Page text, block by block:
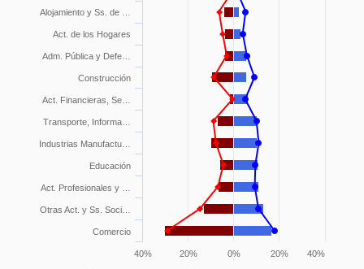
Alojamiento y Ss. de …
Act. de los Hogares
Adm. Pública y Defe…
Construcción
Act. Financieras, Se…
Transporte, Informa…
Industrias Manufactu…
Educación
Act. Profesionales y …
Otras Act. y Ss. Soci…
Comercio
40% 20% 0% 20% 40%